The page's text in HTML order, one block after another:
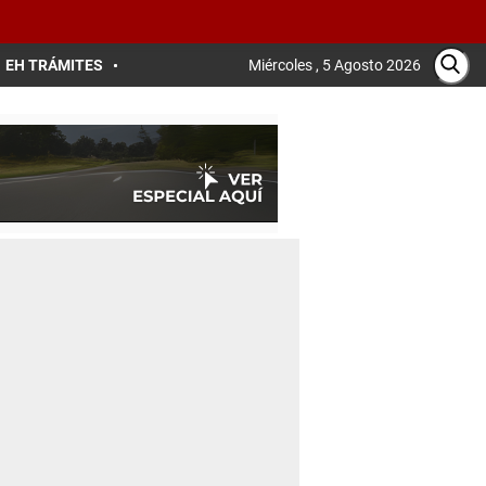
EH TRÁMITES Miércoles , 5 Agosto 2026